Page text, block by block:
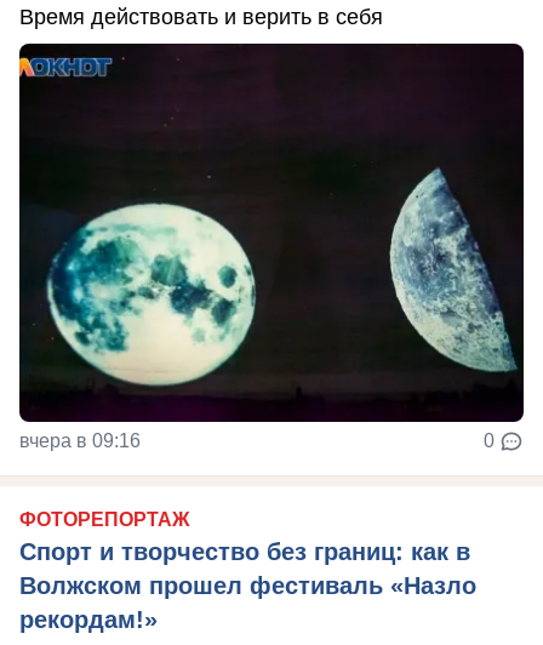
Время действовать и верить в себя
вчера в 09:16 0
ФОТОРЕПОРТАЖ
Спорт и творчество без границ: как в
Волжском прошел фестиваль «Назло
рекордам!»